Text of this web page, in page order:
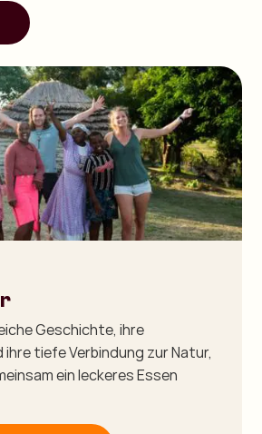
Geschichte, ihre
tiefe Verbindung zur Natur,
ein leckeres Essen